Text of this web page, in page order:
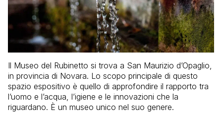
Il Museo del Rubinetto si trova a San Maurizio d’Opaglio,
in provincia di Novara. Lo scopo principale di questo
spazio espositivo è quello di approfondire il rapporto tra
l’uomo e l’acqua, l’igiene e le innovazioni che la
riguardano. È un museo unico nel suo genere.